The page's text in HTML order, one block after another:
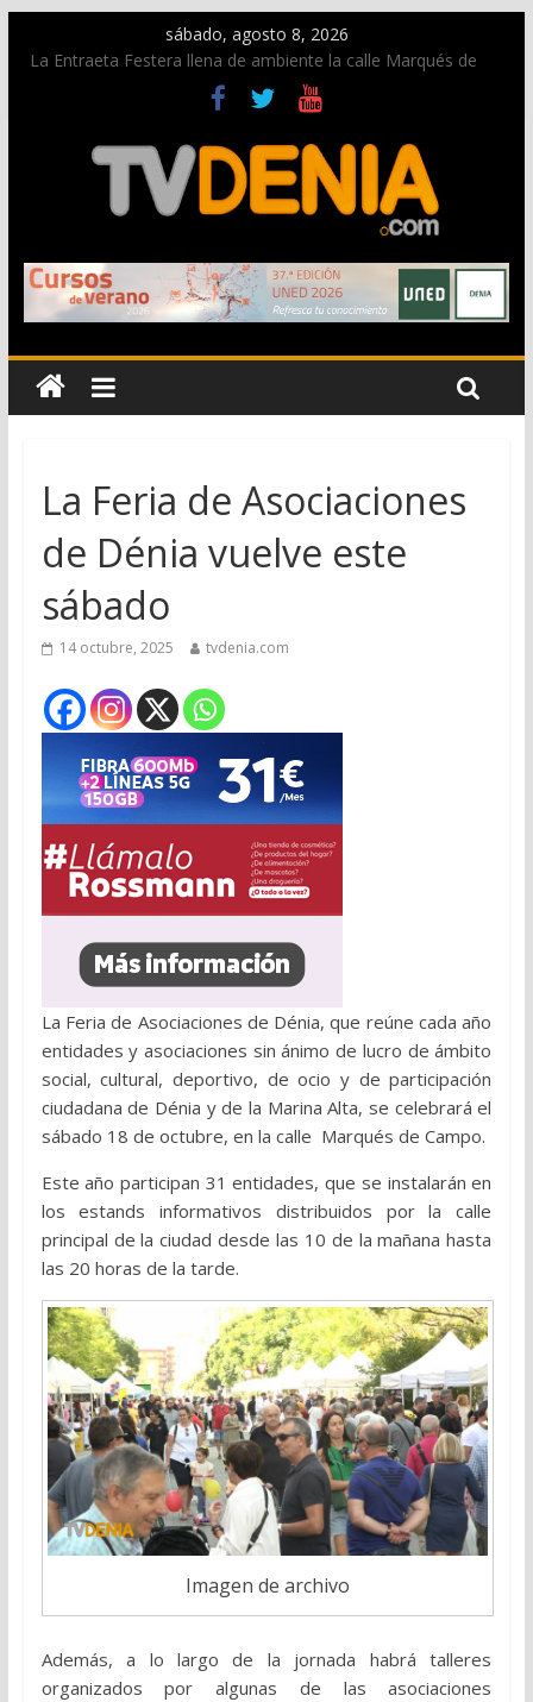
sábado, agosto 8, 2026
La Entraeta Festera llena de ambiente la calle Marqués de
Campo con la recepción a la Capitanía Cristiana
Dos personas fallecen en un grave accidente en la N-332
entre Benissa y Calp
Una nueva oportunidad para donar sangre en Cruz Roja
El bando moro protagonista en la Segunda Entraeta Festera
Paco Adsuar dona al Arxiu de Dénia más de 50.000 imágenes
de la memoria visual de la ciudad
La Feria de Asociaciones
de Dénia vuelve este
sábado
14 octubre, 2025 tvdenia.com
La Feria de Asociaciones de Dénia, que reúne cada año
entidades y asociaciones sin ánimo de lucro de ámbito
social, cultural, deportivo, de ocio y de participación
ciudadana de Dénia y de la Marina Alta, se celebrará el
sábado 18 de octubre, en la calle Marqués de Campo.
Este año participan 31 entidades, que se instalarán en
los estands informativos distribuidos por la calle
principal de la ciudad desde las 10 de la mañana hasta
las 20 horas de la tarde.
Imagen de archivo
Además, a lo largo de la jornada habrá talleres
organizados por algunas de las asociaciones